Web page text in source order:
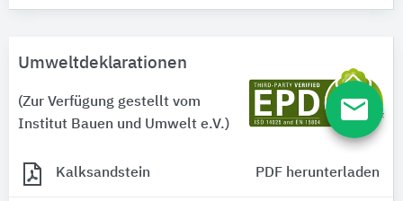
email
Umweltdeklarationen
(Zur Verfügung gestellt vom
Institut Bauen und Umwelt e.V.)
Kalksandstein PDF herunterladen